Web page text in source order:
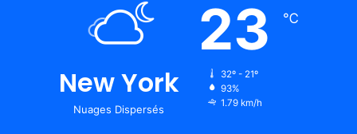
New York
Nuages Dispersés
23 ℃
32º - 21º
93%
1.79 km/h